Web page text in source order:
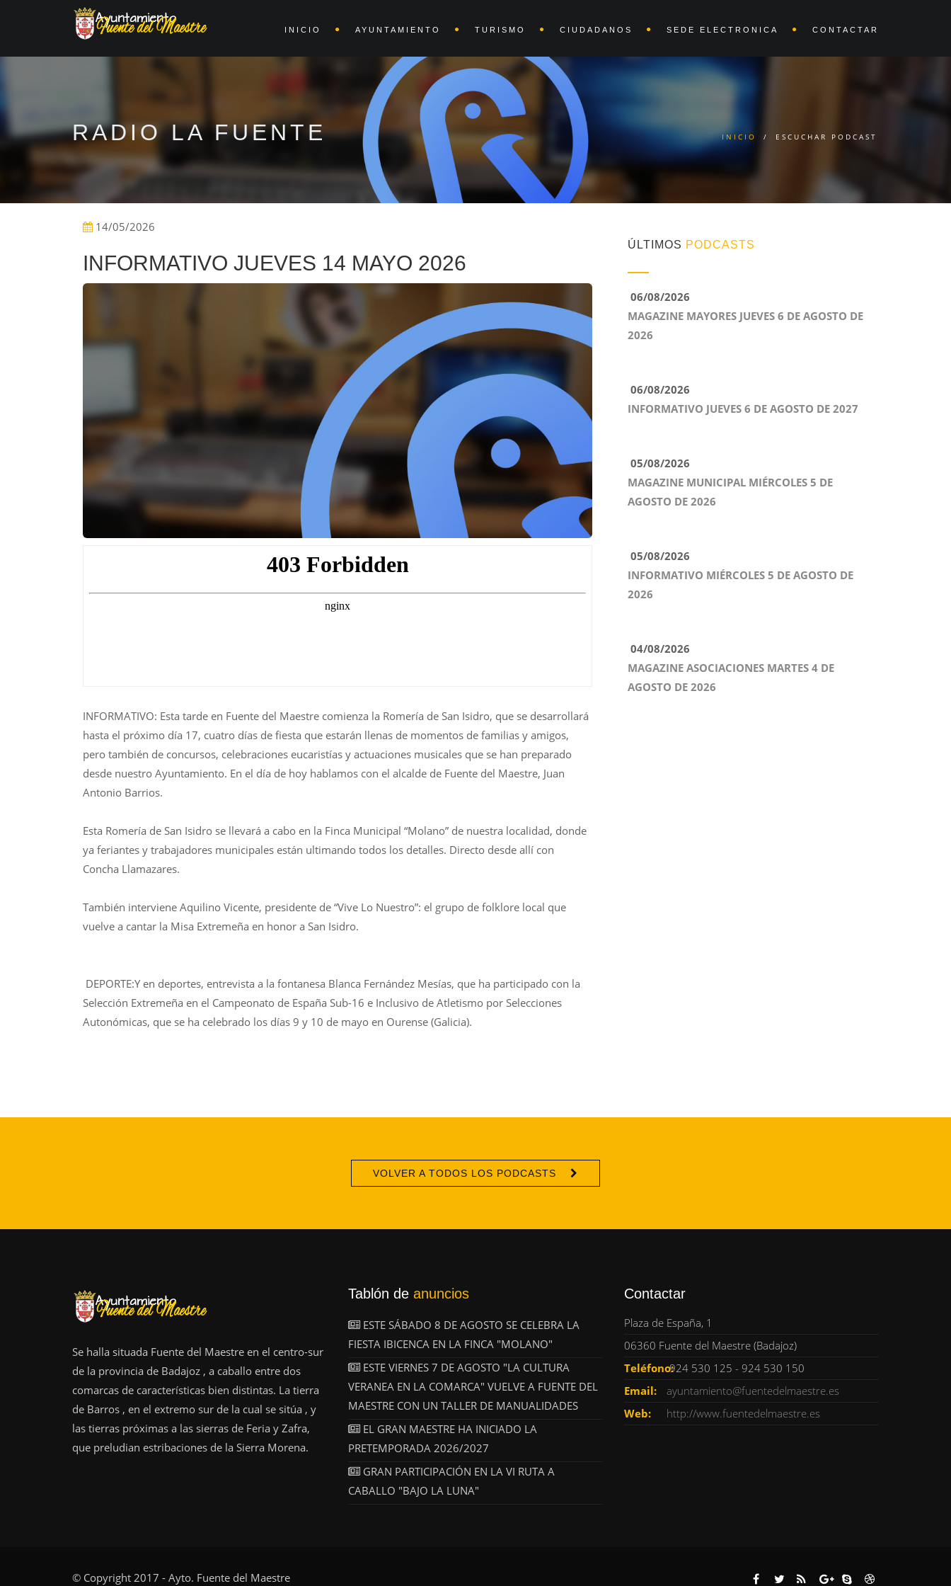
INICIO AYUNTAMIENTO TURISMO CIUDADANOS SEDE ELECTRONICA CONTACTAR
RADIO LA FUENTE INICIO / ESCUCHAR PODCAST
14/05/2026
INFORMATIVO JUEVES 14 MAYO 2026
INFORMATIVO: Esta tarde en Fuente del Maestre comienza la Romería de San Isidro, que se desarrollará
hasta el próximo día 17, cuatro días de fiesta que estarán llenas de momentos de familias y amigos,
pero también de concursos, celebraciones eucaristías y actuaciones musicales que se han preparado
desde nuestro Ayuntamiento. En el día de hoy hablamos con el alcalde de Fuente del Maestre, Juan
Antonio Barrios.
Esta Romería de San Isidro se llevará a cabo en la Finca Municipal “Molano” de nuestra localidad, donde
ya feriantes y trabajadores municipales están ultimando todos los detalles. Directo desde allí con
Concha Llamazares.
También interviene Aquilino Vicente, presidente de “Vive Lo Nuestro”: el grupo de folklore local que
vuelve a cantar la Misa Extremeña en honor a San Isidro.
DEPORTE:Y en deportes, entrevista a la fontanesa Blanca Fernández Mesías, que ha participado con la
Selección Extremeña en el Campeonato de España Sub-16 e Inclusivo de Atletismo por Selecciones
Autonómicas, que se ha celebrado los días 9 y 10 de mayo en Ourense (Galicia).
ÚLTIMOS PODCASTS
06/08/2026
MAGAZINE MAYORES JUEVES 6 DE AGOSTO DE
2026
06/08/2026
INFORMATIVO JUEVES 6 DE AGOSTO DE 2027
05/08/2026
MAGAZINE MUNICIPAL MIÉRCOLES 5 DE
AGOSTO DE 2026
05/08/2026
INFORMATIVO MIÉRCOLES 5 DE AGOSTO DE
2026
04/08/2026
MAGAZINE ASOCIACIONES MARTES 4 DE
AGOSTO DE 2026
VOLVER A TODOS LOS PODCASTS
Se halla situada Fuente del Maestre en el centro-sur
de la provincia de Badajoz , a caballo entre dos
comarcas de características bien distintas. La tierra
de Barros , en el extremo sur de la cual se sitúa , y
las tierras próximas a las sierras de Feria y Zafra,
que preludian estribaciones de la Sierra Morena.
Tablón de anuncios
ESTE SÁBADO 8 DE AGOSTO SE CELEBRA LA
FIESTA IBICENCA EN LA FINCA "MOLANO"
ESTE VIERNES 7 DE AGOSTO "LA CULTURA
VERANEA EN LA COMARCA" VUELVE A FUENTE DEL
MAESTRE CON UN TALLER DE MANUALIDADES
EL GRAN MAESTRE HA INICIADO LA
PRETEMPORADA 2026/2027
GRAN PARTICIPACIÓN EN LA VI RUTA A
CABALLO "BAJO LA LUNA"
Contactar
Plaza de España, 1
06360 Fuente del Maestre (Badajoz)
Teléfono:924 530 125 - 924 530 150
Email:
ayuntamiento@fuentedelmaestre.es
Web:
http://www.fuentedelmaestre.es
© Copyright 2017 - Ayto. Fuente del Maestre